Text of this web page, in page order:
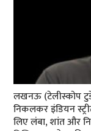
लखनऊ (टेलीस्कोप
निकलकर इंडियन
लिए लंबा, शांत और